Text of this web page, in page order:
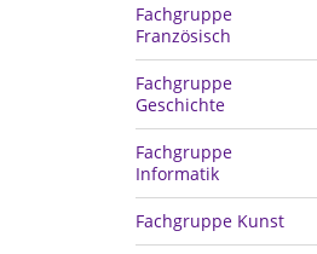
Fachgruppe
Französisch
Fachgruppe
Geschichte
Fachgruppe
Informatik
Fachgruppe Kunst